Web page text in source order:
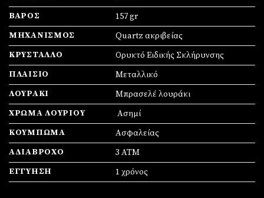
ΒΆΡΟΣ
157 gr
ΜΗΧΑΝΙΣΜΌΣ
Quartz ακριβείας
ΚΡΎΣΤΑΛΛΟ
Ορυκτό Ειδικής Σκλήρυνσης
ΠΛΑΊΣΙΟ
Mεταλλικό
ΛΟΥΡΆΚΙ
Μπρασελέ λουράκι
ΧΡΏΜΑ ΛΟΥΡΙΟΎ
Ασημί
ΚΟΎΜΠΩΜΑ
Ασφαλείας
ΑΔΙΆΒΡΟΧΟ
3 ATM
ΕΓΓΎΗΣΗ
1 χρόνος